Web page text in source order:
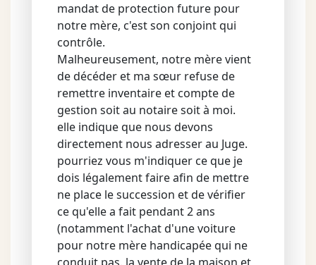
mandat de protection future pour
notre mère, c'est son conjoint qui
contrôle.
Malheureusement, notre mère vient
de décéder et ma sœur refuse de
remettre inventaire et compte de
gestion soit au notaire soit à moi.
elle indique que nous devons
directement nous adresser au Juge.
pourriez vous m'indiquer ce que je
dois légalement faire afin de mettre
ne place le succession et de vérifier
ce qu'elle a fait pendant 2 ans
(notamment l'achat d'une voiture
pour notre mère handicapée qui ne